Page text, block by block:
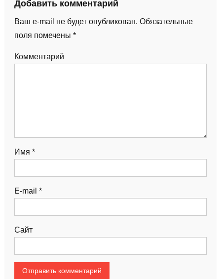
Добавить комментарий
Ваш e-mail не будет опубликован. Обязательные
поля помечены *
Комментарий
Имя *
E-mail *
Сайт